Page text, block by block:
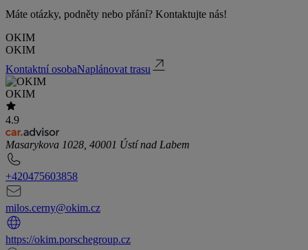
Máte otázky, podněty nebo přání? Kontaktujte nás!
OKIM
OKIM
Kontaktní osobaNaplánovat trasu
OKIM
4.9
Masarykova 1028, 40001 Ústí nad Labem
+420475603858
milos.cerny@okim.cz
https://okim.porschegroup.cz